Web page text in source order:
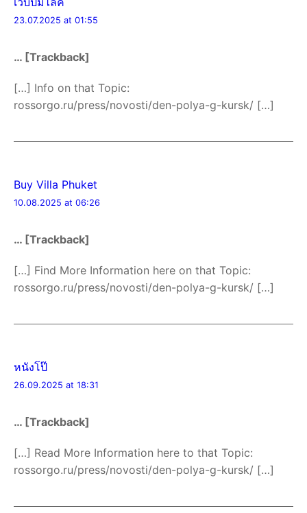
23.07.2025 at 01:55
… [Trackback]
[…] Info on that Topic:
rossorgo.ru/press/novosti/den-polya-g-kursk/ […]
Buy Villa Phuket
10.08.2025 at 06:26
… [Trackback]
[…] Find More Information here on that Topic:
rossorgo.ru/press/novosti/den-polya-g-kursk/ […]
หนังโป๊
26.09.2025 at 18:31
… [Trackback]
[…] Read More Information here to that Topic:
rossorgo.ru/press/novosti/den-polya-g-kursk/ […]